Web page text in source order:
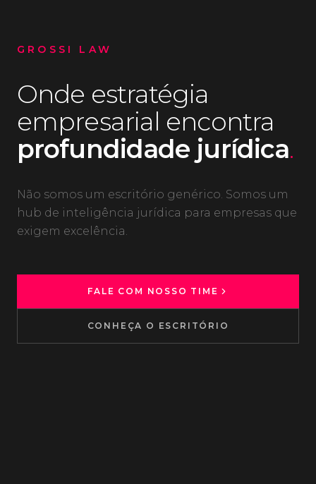
GROSSI LAW
Onde estratégia
empresarial encontra
profundidade jurídica.
Não somos um escritório genérico. Somos um
hub de inteligência jurídica para empresas que
exigem excelência.
FALE COM NOSSO TIME
CONHEÇA O ESCRITÓRIO